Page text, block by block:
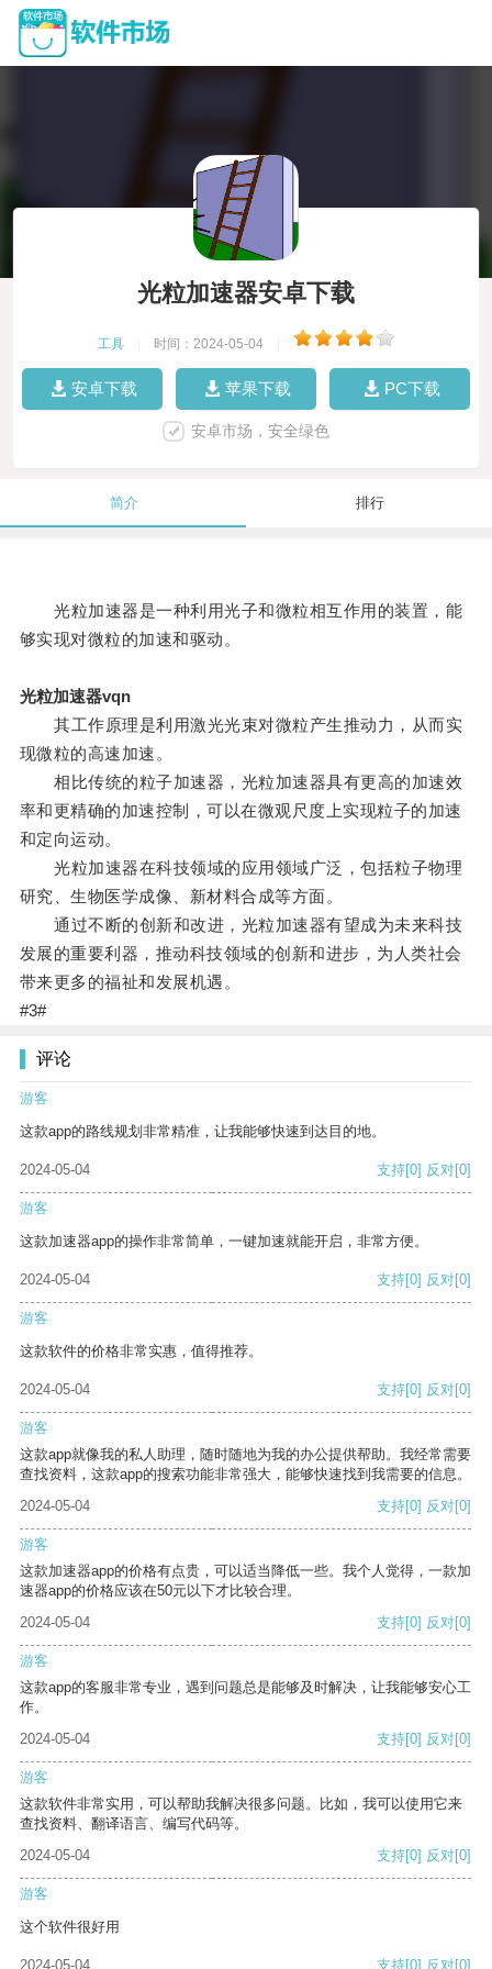
光粒加速器安卓下载
工具 时间：2024-05-04
安卓下载 苹果下载 PC下载
安卓市场，安全绿色
简介 排行
光粒加速器是一种利用光子和微粒相互作用的装置，能
够实现对微粒的加速和驱动。
光粒加速器vqn
其工作原理是利用激光光束对微粒产生推动力，从而实
现微粒的高速加速。
相比传统的粒子加速器，光粒加速器具有更高的加速效
率和更精确的加速控制，可以在微观尺度上实现粒子的加速
和定向运动。
光粒加速器在科技领域的应用领域广泛，包括粒子物理
研究、生物医学成像、新材料合成等方面。
通过不断的创新和改进，光粒加速器有望成为未来科技
发展的重要利器，推动科技领域的创新和进步，为人类社会
带来更多的福祉和发展机遇。
#3#
评论
游客
这款app的路线规划非常精准，让我能够快速到达目的地。
2024-05-04 支持[0] 反对[0]
游客
这款加速器app的操作非常简单，一键加速就能开启，非常方便。
2024-05-04 支持[0] 反对[0]
游客
这款软件的价格非常实惠，值得推荐。
2024-05-04 支持[0] 反对[0]
游客
这款app就像我的私人助理，随时随地为我的办公提供帮助。我经常需要
查找资料，这款app的搜索功能非常强大，能够快速找到我需要的信息。
2024-05-04
支持[0] 反对[0]
游客
这款加速器app的价格有点贵，可以适当降低一些。我个人觉得，一款加
速器app的价格应该在50元以下才比较合理。
2024-05-04
支持[0] 反对[0]
游客
这款app的客服非常专业，遇到问题总是能够及时解决，让我能够安心工
作。
2024-05-04
支持[0] 反对[0]
游客
这款软件非常实用，可以帮助我解决很多问题。比如，我可以使用它来
查找资料、翻译语言、编写代码等。
2024-05-04
支持[0] 反对[0]
游客
这个软件很好用
2024-05-04 支持[0] 反对[0]